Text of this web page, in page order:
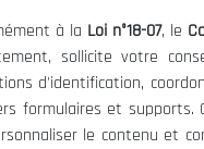
à la Loi n°18-07, le
sollicite votre
d'identification,
formulaires et supports.
le contenu et